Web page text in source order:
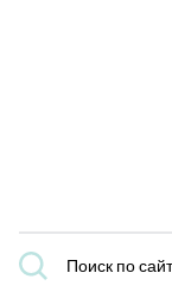
Поиск
по